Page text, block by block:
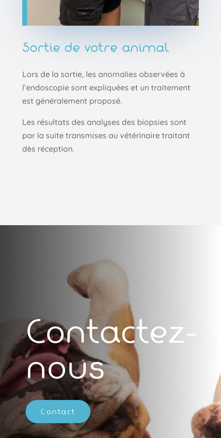
Sortie de votre animal
Lors de la sortie, les anomalies observées à
l’endoscopie sont expliquées et un traitement
est généralement proposé.
Les résultats des analyses des biopsies sont
par la suite transmises au vétérinaire traitant
dès réception.
Contactez-
nous
Contact